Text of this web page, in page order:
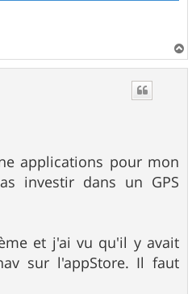
a
applications pour mon
investir dans un GPS
et j'ai vu qu'il y avait
sur l'appStore. Il faut